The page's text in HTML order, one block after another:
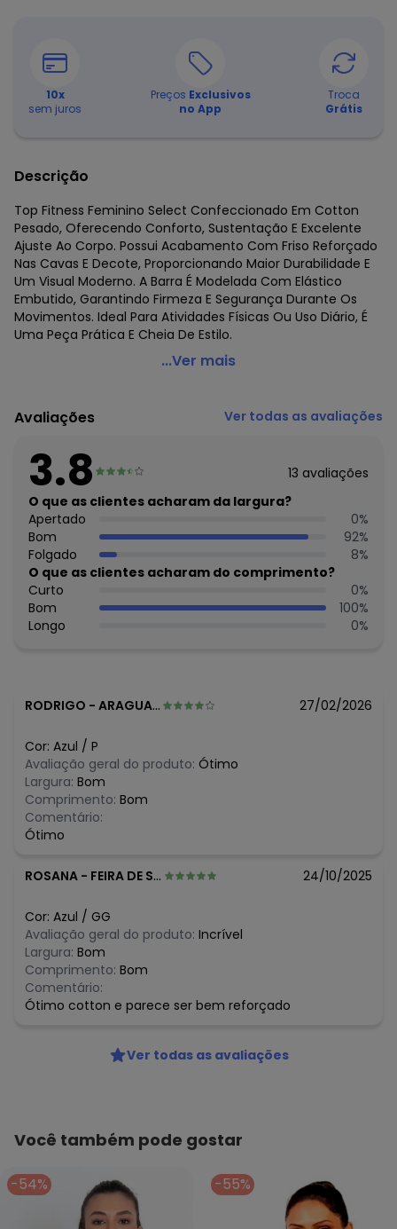
10x
sem juros
Preços Exclusivos
no App
Troca
Grátis
Descrição
Top Fitness Feminino Select Confeccionado Em Cotton
Pesado, Oferecendo Conforto, Sustentação E Excelente
Ajuste Ao Corpo. Possui Acabamento Com Friso Reforçado
Nas Cavas E Decote, Proporcionando Maior Durabilidade E
Um Visual Moderno. A Barra É Modelada Com Elástico
Embutido, Garantindo Firmeza E Segurança Durante Os
Movimentos. Ideal Para Atividades Físicas Ou Uso Diário, É
Uma Peça Prática E Cheia De Estilo.
Select - Top Fitness Feminino em Cotton Pesado Azul
Fornecedor: ROVITEX IND E COM DE MALHAS LTDA / CNPJ
79.233.672/0010-98
Cuidados para conservação do produto: Lavar na
temperatura máxima de 40°.
Não usar alvejante.
Usar secadora na temperatura mínima.
Secar na sombra.
Passar na temperatura máxima de 150°C.
Não lavar a seco.
Tecido: Cotton Pesado
Composição: Peca Total 92% Algodao 8% Elastano
Histórico de preços
agosto/2026
N/D*
junho/2026
maio/2026
abril/2026
março/2026
fevereiro/2026
...Ver mais
Avaliações Ver todas as avaliações
3.8 13 avaliações
O que as clientes acharam da largura?
Apertado
0%
Bom
92%
Folgado
8%
O que as clientes acharam do comprimento?
Curto
0%
Bom
100%
Longo
0%
RODRIGO - ARAGUAINA - TO 27/02/2026
Cor: Azul / P
Avaliação geral do produto: Ótimo
Largura: Bom
Comprimento: Bom
Comentário:
Ótimo
ROSANA - FEIRA DE SANTANA - BA 24/10/2025
Cor: Azul / GG
Avaliação geral do produto: Incrível
Largura: Bom
Comprimento: Bom
Comentário:
Ótimo cotton e parece ser bem reforçado
Ver todas as avaliações
Você também pode gostar
-54% -55%